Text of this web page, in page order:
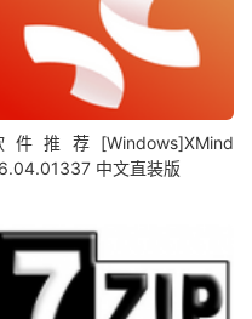
件推荐[Windows]XMind
中文直装版